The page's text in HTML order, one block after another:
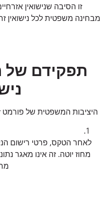
זו הסיבה שנישואין
מבחינה משפטית לכל נישואין
תפקידם של
היציבות המשפטית של פורמט זה
לאחר הטקס, פרטי רישום
מחוז יוטה. זה אינו מאגר